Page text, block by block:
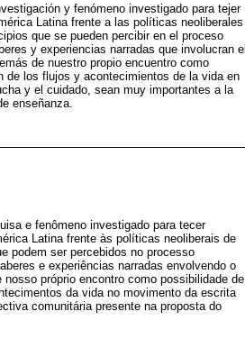
y fenómeno investigado para tejer
Latina frente a las políticas neoliberales
que se pueden percibir en el proceso
y experiencias narradas que involucran el
de nuestro propio encuentro como
de los flujos y acontecimientos de la vida en
y el cuidado, sean muy importantes a la
enseñanza.
e fenômeno investigado para tecer
Latina frente às políticas neoliberais de
podem ser percebidos no processo
e experiências narradas envolvendo o
próprio encontro como possibilidade de
da vida no movimento da escrita
comunitária presente na proposta do